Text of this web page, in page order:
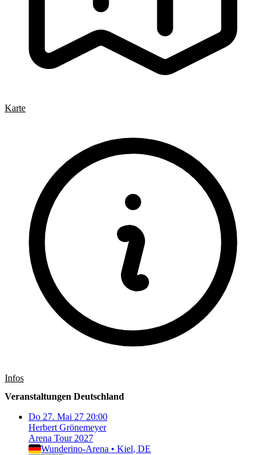
Karte
Infos
Veranstaltungen Deutschland
Do 27. Mai 27 20:00
Herbert Grönemeyer
Arena Tour 2027
Wunderino-Arena • Kiel, DE